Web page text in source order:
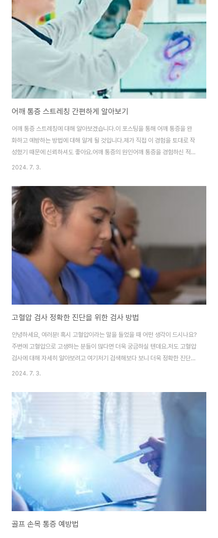
과다분비로 인해 기운이 없거나 체중이 급격히 증가하는 경우도 있을 수 있어
요.갑상선암의 초기 증상을 감지하기 힘들 수 있지만, 정기적인 건강 검진과 갑
상선 증상에 대한 인식이..
어깨 통증 스트레칭 간편하게 알아보기
어깨 통증 스트레칭에 대해 알아보겠습니다.이 포스팅을 통해 어깨 통증을 완
화하고 예방하는 방법에 대해 알게 될 것입니다.제가 직접 이 경험을 토대로 작
성했기 때문에 신뢰하셔도 좋아요.어깨 통증의 원인어깨 통증을 경험하신 적이
있으신가요? 잘못된 자세, 과도한 운동, 스트레스 등 다양한 이유로 어깨 통증
되니 꼭 기억해주시기 바랍니다. 어깨 통증 스트레칭어깨 통증을 완화하기 위
해선 먼저 어깨를 회전하는 동작이 좋아요. 어깨를 시계 방향과 반시계 방향으
로 돌리면 어깨 근육을 풀어줄 수 있어요. 이 동작을 통해 어깨 주변의 피로를
풀어줄 수 있답니다. 어깨 통증 스트레칭 주의사항스트레칭을 할 때에는 과도
한 힘을 주지 않는 것이 중요해..
2024. 7. 3.
고혈압 검사 정확한 진단을 위한 검사 방법
안녕하세요, 여러분! 혹시 고혈압이라는 말을 들었을 때 어떤 생각이 드시나요?
주변에 고혈압으로 고생하는 분들이 많다면 더욱 궁금하실 텐데요.저도 고혈압
검사에 대해 자세히 알아보려고 여기저기 검색해보다 보니 더욱 정확한 진단
방법에 대한 정보를 많이 알게 되었어요.오늘은 이 글을 통해 고혈압 검사의 중
왜 중요한가요?우선, 고혈압은 심장병, 뇌졸중, 신장 질환 등 다양한 질환의 원
인이 될 수 있답니다. 고혈압을 가진 분들은 이러한 질환의 발생 위험이 높아지
기 때문에 조기에 발견하고 관리하는 것이 매우 중요해요. 그런데 고혈압은 초
기에는 특별한 증상이 없기 때문에 주기적인 검사가 필요해요. 고혈압 검사는
어떻게 이루어지나요?고혈압 ..
2024. 7. 3.
골프 손목 통증 예방법